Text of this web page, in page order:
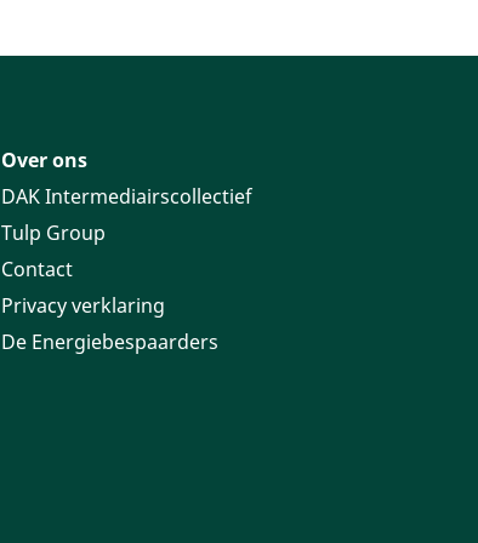
Over ons
DAK Intermediairscollectief
Tulp Group
Contact
Privacy verklaring
De Energiebespaarders